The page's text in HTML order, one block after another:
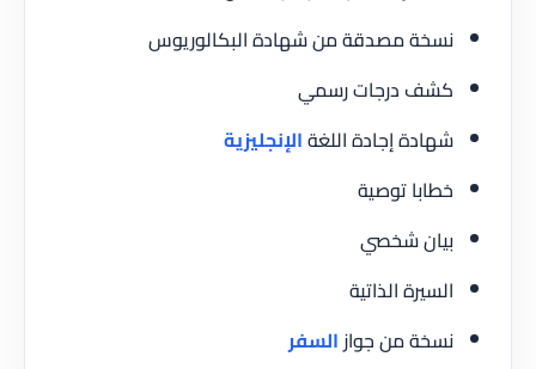
نسخة مصدقة من شهادة البكالوريوس
كشف درجات رسمي
شهادة إجادة اللغةالإنجليزية
خطابا توصية
بيان شخصي
السيرة الذاتية
نسخة من جواز السفر